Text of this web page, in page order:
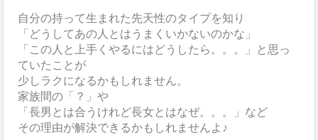
自分の持って生まれた先天性のタイプを知り
「どうしてあの人とはうまくいかないのかな」
「この人と上手くやるにはどうしたら。。。」と思っ
ていたことが
少しラクになるかもしれません。
家族間の「？」や
「長男とは合うけれど長女とはなぜ。。。」など
その理由が解決できるかもしれませんよ♪